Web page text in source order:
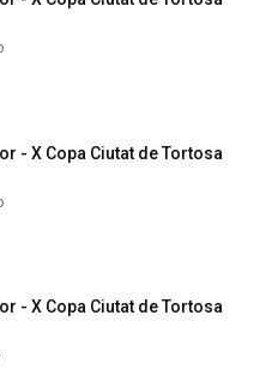
- X Copa Ciutat de Tortosa
- X Copa Ciutat de Tortosa